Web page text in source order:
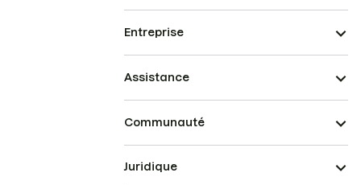
Entreprise
Assistance
Communauté
Juridique